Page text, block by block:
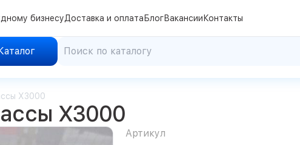
бизнесуДоставка и оплата БлогВакансии Контакты
X3000
X3000
Артикул